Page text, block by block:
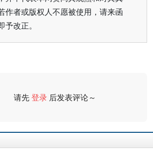
作者或版权人不愿被使用，请来函
改正。
请先登录 后发表评论～